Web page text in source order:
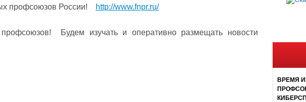
профсоюзов России! http://www.fnpr.ru/
Будем изучать и оперативно размещать новости
ВРЕМЯ